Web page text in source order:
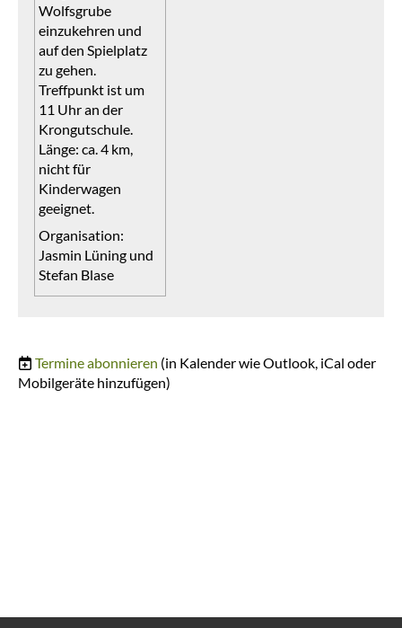
Wolfsgrube
einzukehren und
auf den Spielplatz
zu gehen.
Treffpunkt ist um
11 Uhr an der
Krongutschule.
Länge: ca. 4 km,
nicht für
Kinderwagen
geeignet.
Organisation:
Jasmin Lüning und
Stefan Blase
Termine abonnieren (in Kalender wie Outlook, iCal oder
Mobilgeräte hinzufügen)